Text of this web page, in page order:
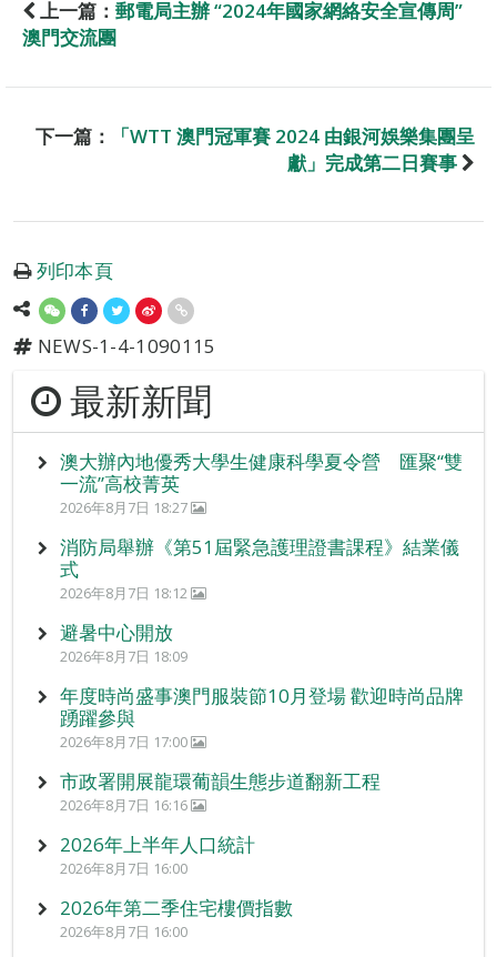
上一篇： 郵電局主辦 “2024年國家網絡安全宣傳周”
澳門交流團
下一篇：
「WTT 澳門冠軍賽 2024 由銀河娛樂集團呈
獻」完成第二日賽事
列印本頁
NEWS-1-4-1090115
最新新聞
澳大辦內地優秀大學生健康科學夏令營 匯聚“雙
一流”高校菁英
2026年8月7日 18:27
消防局舉辦《第51屆緊急護理證書課程》結業儀
式
2026年8月7日 18:12
避暑中心開放
2026年8月7日 18:09
年度時尚盛事澳門服裝節10月登場 歡迎時尚品牌
踴躍參與
2026年8月7日 17:00
市政署開展龍環葡韻生態步道翻新工程
2026年8月7日 16:16
2026年上半年人口統計
2026年8月7日 16:00
2026年第二季住宅樓價指數
2026年8月7日 16:00